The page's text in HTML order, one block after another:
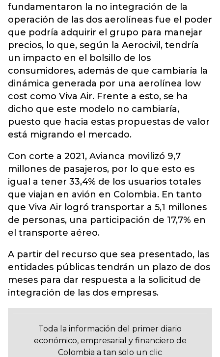
fundamentaron la no integración de la
operación de las dos aerolíneas fue el poder
que podría adquirir el grupo para manejar
precios, lo que, según la Aerocivil, tendría
un impacto en el bolsillo de los
consumidores, además de que cambiaría la
dinámica generada por una aerolínea low
cost como Viva Air. Frente a esto, se ha
dicho que este modelo no cambiaría,
puesto que hacia estas propuestas de valor
está migrando el mercado.
Con corte a 2021, Avianca movilizó 9,7
millones de pasajeros, por lo que esto es
igual a tener 33,4% de los usuarios totales
que viajan en avión en Colombia. En tanto
que Viva Air logró transportar a 5,1 millones
de personas, una participación de 17,7% en
el transporte aéreo.
A partir del recurso que sea presentado, las
entidades públicas tendrán un plazo de dos
meses para dar respuesta a la solicitud de
integración de las dos empresas.
Toda la información del primer diario
económico, empresarial y financiero de
Colombia a tan solo un clic